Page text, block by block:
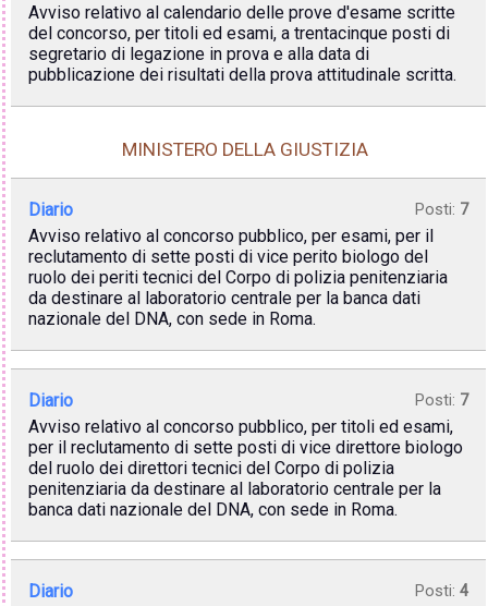
Avviso relativo al calendario delle prove d'esame scritte
del concorso, per titoli ed esami, a trentacinque posti di
segretario di legazione in prova e alla data di
pubblicazione dei risultati della prova attitudinale scritta.
MINISTERO DELLA GIUSTIZIA
Diario Posti: 7
Avviso relativo al concorso pubblico, per esami, per il
reclutamento di sette posti di vice perito biologo del
ruolo dei periti tecnici del Corpo di polizia penitenziaria
da destinare al laboratorio centrale per la banca dati
nazionale del DNA, con sede in Roma.
Diario Posti: 7
Avviso relativo al concorso pubblico, per titoli ed esami,
per il reclutamento di sette posti di vice direttore biologo
del ruolo dei direttori tecnici del Corpo di polizia
penitenziaria da destinare al laboratorio centrale per la
banca dati nazionale del DNA, con sede in Roma.
Diario Posti: 4